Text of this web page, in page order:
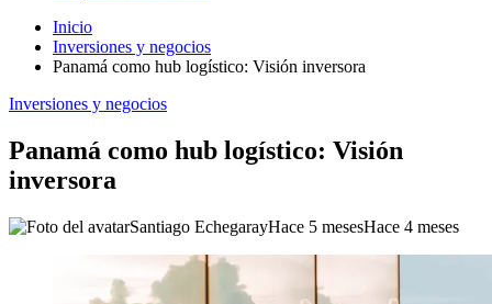
Inicio
Inversiones y negocios
Panamá como hub logístico: Visión inversora
Inversiones y negocios
Panamá como hub logístico: Visión
inversora
Santiago EchegarayHace 5 mesesHace 4 meses